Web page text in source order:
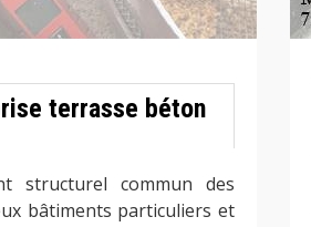
terrasse béton
structurel commun des
bâtiments particuliers et